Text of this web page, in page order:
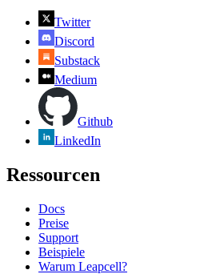
Twitter
Discord
Substack
Medium
Github
LinkedIn
Ressourcen
Docs
Preise
Support
Beispiele
Warum Leapcell?